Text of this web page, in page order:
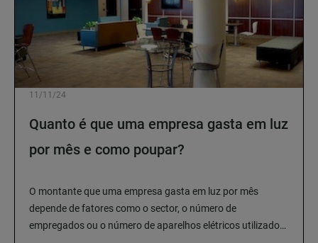
11/11/24
Quanto é que uma empresa gasta em luz
por mês e como poupar?
O montante que uma empresa gasta em luz por mês
depende de fatores como o sector, o número de
empregados ou o número de aparelhos elétricos utilizados